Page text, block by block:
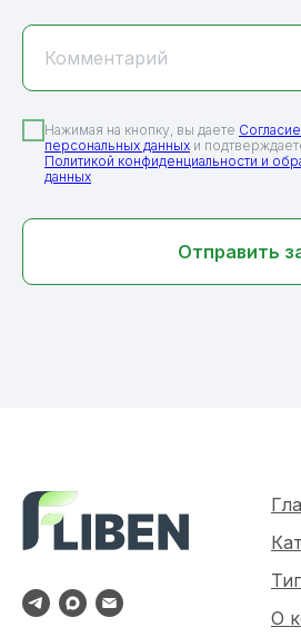
Комментарий
Нажимая на кнопку, вы даете
персональных данных и
Политикой конфиденциальности и
данных
Отправить
О